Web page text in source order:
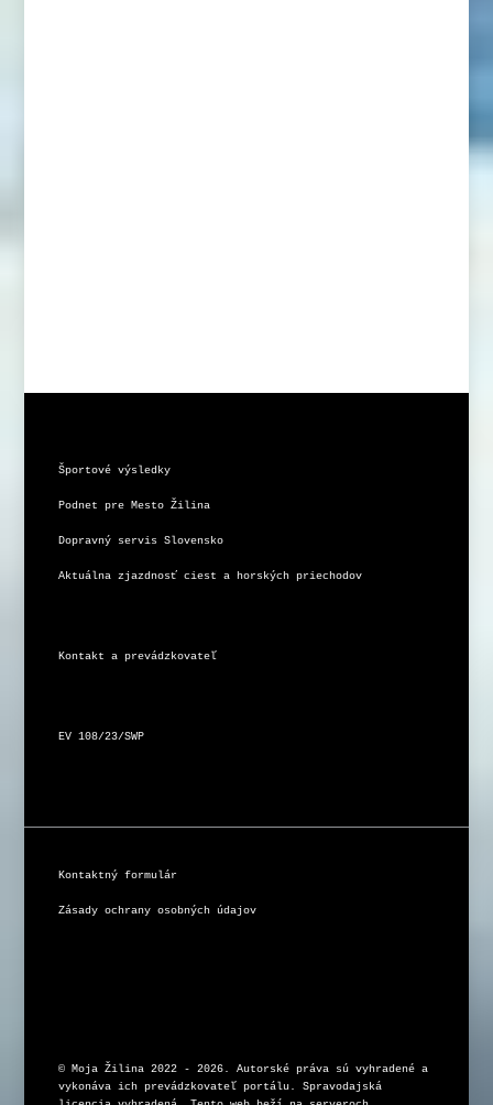
Športové výsledky
Podnet pre Mesto Žilina
Dopravný servis Slovensko
Aktuálna zjazdnosť ciest a horských priechodov
Kontakt a prevádzkovateľ
EV 108/23/SWP
Kontaktný formulár
Zásady ochrany osobných údajov
© Moja Žilina 2022 - 2026. Autorské práva sú vyhradené a
vykonáva ich prevádzkovateľ portálu. Spravodajská